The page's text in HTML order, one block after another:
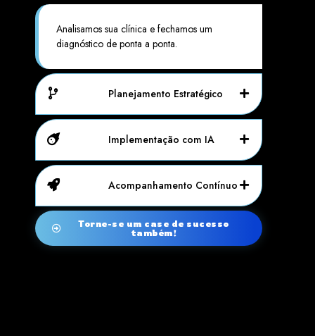
Analisamos sua clínica e fechamos um
diagnóstico de ponta a ponta.
Planejamento Estratégico
Implementação com IA
Acompanhamento Contínuo
Torne-se um case de sucesso
também!